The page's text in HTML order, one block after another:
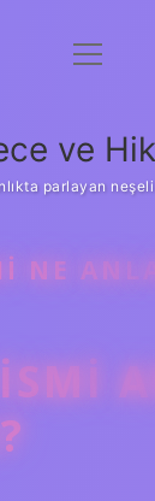
Anasayfa
Yasal Uyarı
menüyü
ve
parlayan
NE